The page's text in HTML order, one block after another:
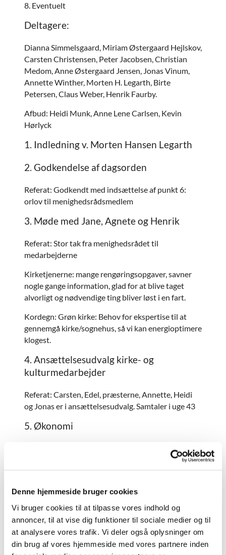
Denne hjemmeside bruger cookies
Vi bruger cookies til at tilpasse vores indhold og
annoncer, til at vise dig funktioner til sociale medier og til
at analysere vores trafik. Vi deler også oplysninger om
din brug af vores hjemmeside med vores partnere inden
8. Eventuelt
Deltagere:
Dianna Simmelsgaard, Miriam Østergaard Hejlskov,
Carsten Christensen, Peter Jacobsen, Christian
Medom, Anne Østergaard Jensen, Jonas Vinum,
Annette Winther, Morten H. Legarth, Birte
Petersen, Claus Weber, Henrik Faurby.
Afbud: Heidi Munk, Anne Lene Carlsen, Kevin
Hørlyck
1. Indledning v. Morten Hansen Legarth
2. Godkendelse af dagsorden
Referat: Godkendt med indsættelse af punkt 6:
orlov til menighedsrådsmedlem
3. Møde med Jane, Agnete og Henrik
Referat: Stor tak fra menighedsrådet til
medarbejderne
Kirketjenerne: mange rengøringsopgaver, savner
nogle gange information, glad for at blive taget
alvorligt og nødvendige ting bliver løst i en fart.
Kordegn: Grøn kirke: Behov for ekspertise til at
gennemgå kirke/sognehus, så vi kan energioptimere
klogest.
4. Ansættelsesudvalg kirke- og
kulturmedarbejder
Referat: Carsten, Edel, præsterne, Annette, Heidi
og Jonas er i ansættelsesudvalg. Samtaler i uge 43
5. Økonomi
Kommentar: Godkendelse af revisionsprotokollat
2021 - Information om revideret budget 2023
2021 og den uafhængige revisors
Budget 2023 - 219.000 kr større end i 2022.
Pengene går primært til de ansattes lønstigninger.
Stigende energiomkostninger skal afholdes